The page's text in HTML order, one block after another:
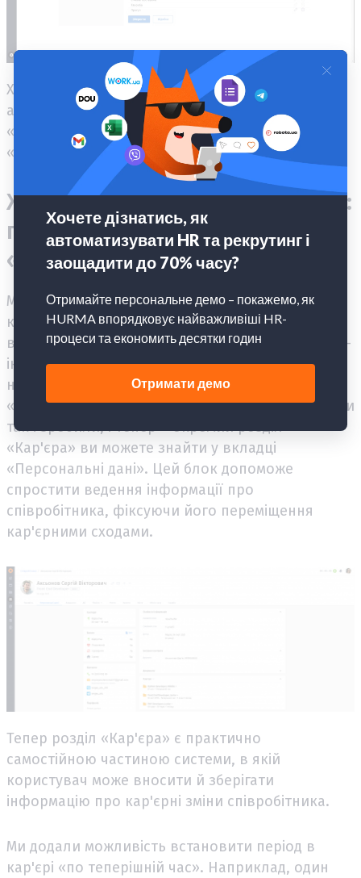
Хочемо зазначити, що нові, створені значення
автоматично підтягнутися в фільтри на сторінці
«Співробітники», а також у відповідних полях
«Профілю співробітника».
Життєвий шлях співробітника:
поліпшення розділу
«Кар'єра»
Ми завжди прислухаємося до побажань наших
клієнтів і намагаємося в найкоротші терміни
втілити їх в життя. Нещодавно на одному з user-
інтерв'ю ми отримали запит про те, що було б
непогано розділити блоки «Кар'єра» та
«Компанія», щоб було зрозуміліше і логічніше. Ми
так і зробили, і тепер – окремий розділ
«Кар'єра» ви можете знайти у вкладці
«Персональні дані». Цей блок допоможе
спростити ведення інформації про
співробітника, фіксуючи його переміщення
кар'єрними сходами.
Тепер розділ «Кар'єра» є практично
самостійною частиною системи, в якій
користувач може вносити й зберігати
інформацію про кар'єрні зміни співробітника.
Ми додали можливість встановити період в
кар'єрі «по теперішній час». Наприклад, один